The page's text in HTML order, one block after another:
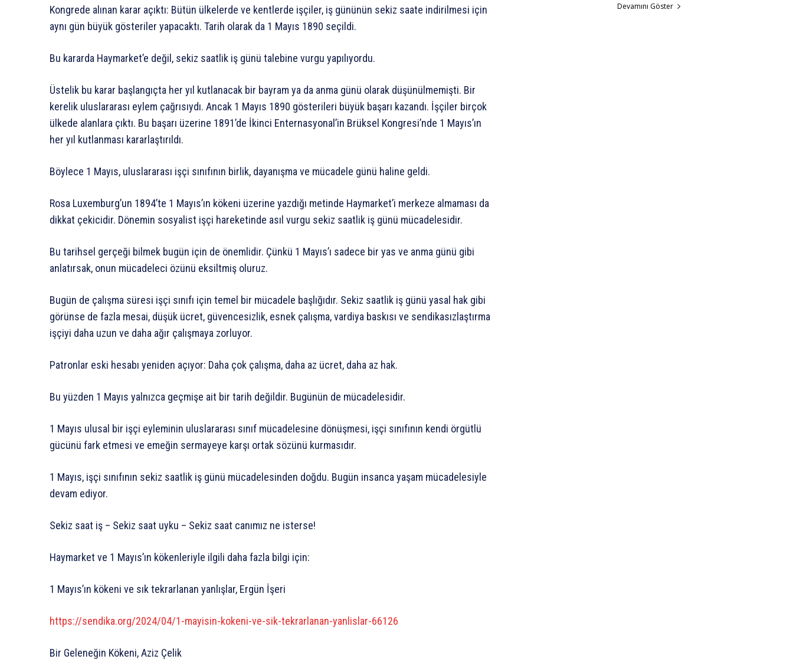
Kongrede alınan karar açıktı: Bütün ülkelerde ve kentlerde işçiler, iş gününün sekiz saate indirilmesi için
aynı gün büyük gösteriler yapacaktı. Tarih olarak da 1 Mayıs 1890 seçildi.
Bu kararda Haymarket’e değil, sekiz saatlik iş günü talebine vurgu yapılıyordu.
Üstelik bu karar başlangıçta her yıl kutlanacak bir bayram ya da anma günü olarak düşünülmemişti. Bir
kerelik uluslararası eylem çağrısıydı. Ancak 1 Mayıs 1890 gösterileri büyük başarı kazandı. İşçiler birçok
ülkede alanlara çıktı. Bu başarı üzerine 1891’de İkinci Enternasyonal’in Brüksel Kongresi’nde 1 Mayıs’ın
her yıl kutlanması kararlaştırıldı.
Böylece 1 Mayıs, uluslararası işçi sınıfının birlik, dayanışma ve mücadele günü haline geldi.
Rosa Luxemburg’un 1894’te 1 Mayıs’ın kökeni üzerine yazdığı metinde Haymarket’i merkeze almaması da
dikkat çekicidir. Dönemin sosyalist işçi hareketinde asıl vurgu sekiz saatlik iş günü mücadelesidir.
Bu tarihsel gerçeği bilmek bugün için de önemlidir. Çünkü 1 Mayıs’ı sadece bir yas ve anma günü gibi
anlatırsak, onun mücadeleci özünü eksiltmiş oluruz.
Bugün de çalışma süresi işçi sınıfı için temel bir mücadele başlığıdır. Sekiz saatlik iş günü yasal hak gibi
görünse de fazla mesai, düşük ücret, güvencesizlik, esnek çalışma, vardiya baskısı ve sendikasızlaştırma
işçiyi daha uzun ve daha ağır çalışmaya zorluyor.
Patronlar eski hesabı yeniden açıyor: Daha çok çalışma, daha az ücret, daha az hak.
Bu yüzden 1 Mayıs yalnızca geçmişe ait bir tarih değildir. Bugünün de mücadelesidir.
1 Mayıs ulusal bir işçi eyleminin uluslararası sınıf mücadelesine dönüşmesi, işçi sınıfının kendi örgütlü
gücünü fark etmesi ve emeğin sermayeye karşı ortak sözünü kurmasıdır.
1 Mayıs, işçi sınıfının sekiz saatlik iş günü mücadelesinden doğdu. Bugün insanca yaşam mücadelesiyle
devam ediyor.
Sekiz saat iş – Sekiz saat uyku – Sekiz saat canımız ne isterse!
Haymarket ve 1 Mayıs’ın kökenleriyle ilgili daha fazla bilgi için:
1 Mayıs’ın kökeni ve sık tekrarlanan yanlışlar, Ergün İşeri
https://sendika.org/2024/04/1-mayisin-kokeni-ve-sik-tekrarlanan-yanlislar-66126
Bir Geleneğin Kökeni, Aziz Çelik
Devamını Göster